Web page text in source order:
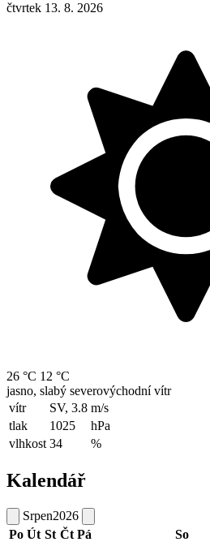
čtvrtek 13. 8. 2026
26 °C 12 °C
jasno, slabý severovýchodní vítr
vítr
SV, 3.8 m/s
tlak
1025
hPa
vlhkost 34 %
Kalendář
Srpen2026
Po Út St Čt Pá So